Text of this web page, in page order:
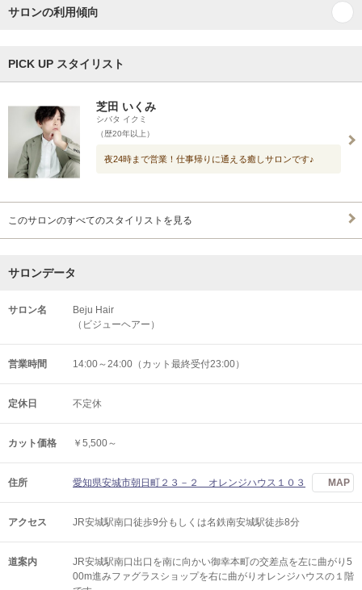
サロンの利用傾向
PICK UP スタイリスト
芝田 いくみ
シバタ イクミ
（歴20年以上）
夜24時まで営業！仕事帰りに通える癒しサロンです♪
このサロンのすべてのスタイリストを見る
サロンデータ
サロン名
Beju Hair
（ビジューヘアー）
営業時間 14:00～24:00（カット最終受付23:00）
定休日 不定休
カット価格 ￥5,500～
住所 愛知県安城市朝日町２３－２ オレンジハウス１０３ MAP
アクセス JR安城駅南口徒歩9分もしくは名鉄南安城駅徒歩8分
道案内
JR安城駅南口出口を南に向かい御幸本町の交差点を左に曲がり5
00m進みファグラスショップを右に曲がりオレンジハウスの１階